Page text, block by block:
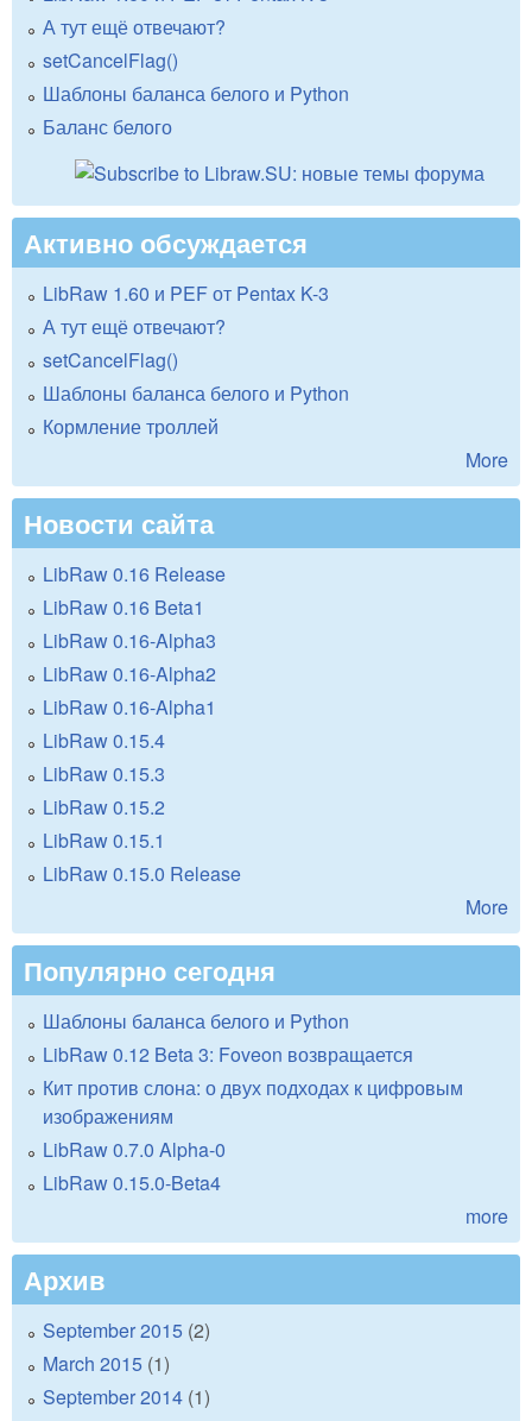
А тут ещё отвечают?
setCancelFlag()
Шаблоны баланса белого и Python
Баланс белого
Активно обсуждается
LibRaw 1.60 и PEF от Pentax K-3
А тут ещё отвечают?
setCancelFlag()
Шаблоны баланса белого и Python
Кормление троллей
More
Новости сайта
LibRaw 0.16 Release
LibRaw 0.16 Beta1
LibRaw 0.16-Alpha3
LibRaw 0.16-Alpha2
LibRaw 0.16-Alpha1
LibRaw 0.15.4
LibRaw 0.15.3
LibRaw 0.15.2
LibRaw 0.15.1
LibRaw 0.15.0 Release
More
Популярно сегодня
Шаблоны баланса белого и Python
LibRaw 0.12 Beta 3: Foveon возвращается
Кит против слона: о двух подходах к цифровым
изображениям
LibRaw 0.7.0 Alpha-0
LibRaw 0.15.0-Beta4
more
Архив
September 2015 (2)
March 2015 (1)
September 2014 (1)